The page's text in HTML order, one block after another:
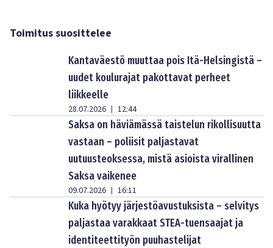
Toimitus suosittelee
Kantaväestö muuttaa pois Itä-Helsingistä –
uudet koulurajat pakottavat perheet
liikkeelle
28.07.2026 | 12:44
Saksa on häviämässä taistelun rikollisuutta
vastaan – poliisit paljastavat
uutuusteoksessa, mistä asioista virallinen
Saksa vaikenee
09.07.2026 | 16:11
Kuka hyötyy järjestöavustuksista – selvitys
paljastaa varakkaat STEA-tuensaajat ja
identiteettityön puuhastelijat